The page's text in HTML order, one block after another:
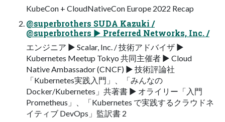
KubeCon + CloudNativeCon Europe 2022 Recap
@superbrothers SUDA Kazuki /
@superbrothers ▶ Preferred Networks, Inc. /
エンジニア ▶ Scalar, Inc. / 技術アドバイザ ▶
Kubernetes Meetup Tokyo 共同主催者 ▶ Cloud
Native Ambassador (CNCF) ▶ 技術評論社
「Kubernetes実践⼊⾨」、「みんなの
Docker/Kubernetes」共著書 ▶ オライリー「⼊⾨
Prometheus」、「Kubernetes で実践するクラウドネ
イティブ DevOps」監訳書 2